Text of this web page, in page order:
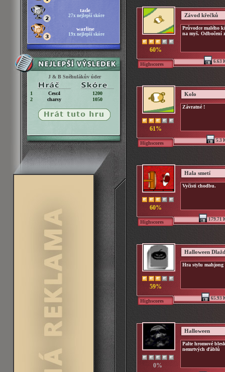
tade
27x nejlepší skóre
warline
19x nejlepší skóre
J & B Sněhulákův úder
1 Cesc4
1200
2
charsy 1050
60%
Závod křečků
Průvodce malého
na myš. Odbočení
Highscores 6.63
61%
Kolo
Závratné !
Highscores 5.3
60%
Hala smetí
Vyčisti chodbu.
Highscores 179.71
59%
Halloween
Hra stylu mahjong
Highscores 65.93
0%
Halloween
Palte hromové
nemrtvých ďáblů